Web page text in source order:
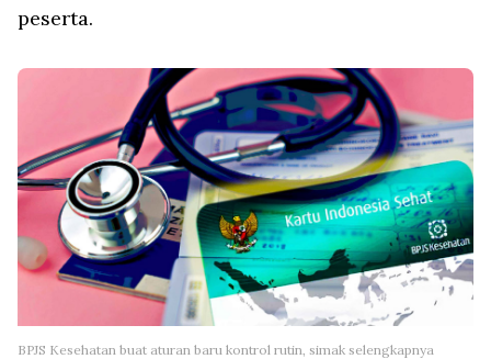
peserta.
BPJS Kesehatan buat aturan baru kontrol rutin, simak selengkapnya